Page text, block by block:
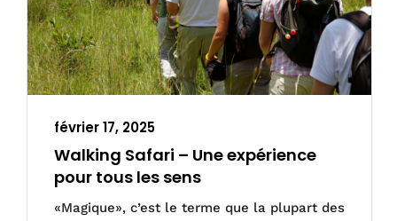
février 17, 2025
Walking Safari – Une expérience
pour tous les sens
«Magique», c’est le terme que la plupart des